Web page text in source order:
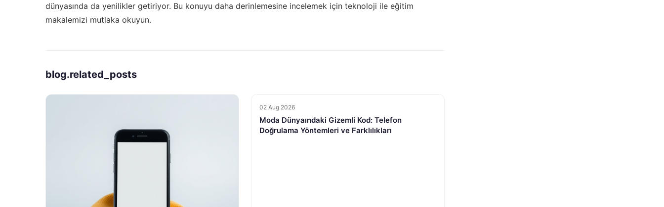
dünyasında da yenilikler getiriyor. Bu konuyu daha derinlemesine incelemek için teknoloji ile eğitim
makalemizi mutlaka okuyun.
blog.related_posts
02 Aug 2026
Moda Dünyaındaki Gizemli Kod: Telefon
Doğrulama Yöntemleri ve Farklılıkları